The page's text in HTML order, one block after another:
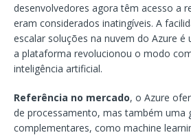
desenvolvedores agora têm acesso a
eram considerados inatingíveis. A
escalar soluções na nuvem do Azure
a plataforma revolucionou o modo
inteligência artificial.
Referência no mercado, o Azure
de processamento, mas também uma
complementares, como machine